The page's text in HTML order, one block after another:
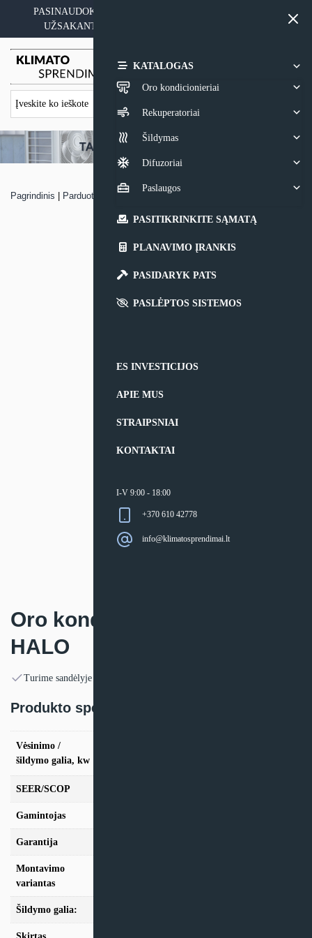
content
PASINAUDOKITE YPATINGAIS KAINOS PASIŪLYMAIS
UŽSAKANT ĮRANGĄ SU MONTAVIMO PASLAUGA
KATALOGAS
Oro kondicionieriai
Rekuperatoriai
Šildymas
Difuzoriai
Paslaugos
PASITIKRINKITE SĄMATĄ
PLANAVIMO ĮRANKIS
PASIDARYK PATS
PASLĖPTOS SISTEMOS
ES INVESTICIJOS
APIE MUS
STRAIPSNIAI
KONTAKTAI
I-V 9:00 - 18:00
+370 610 42778
info@klimatosprendimai.lt
Pagrindinis Parduotuvė Oro kondicionierius Aux HALO
Oro kondicionierius Aux
HALO
Turime sandėlyje
Produkto specifikacija:
Vėsinimo /
šildymo galia, kw
SEER/SCOP
Gamintojas
Garantija
Montavimo
variantas
Šildymo galia: